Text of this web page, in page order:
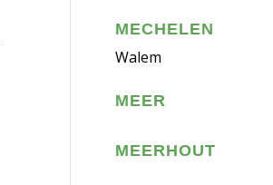
MECHELEN
Walem
MEER
MEERHOUT